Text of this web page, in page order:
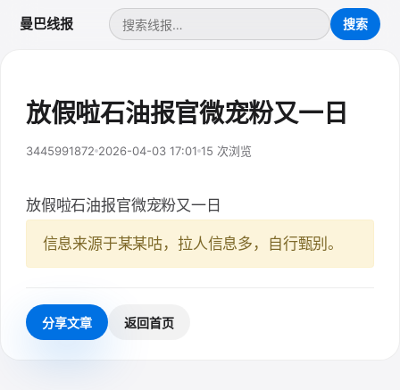
曼巴线报
放假啦石油报官微宠粉又一日
3445991872 2026-04-03 17:01 15 次浏览
放假啦石油报官微宠粉又一日
信息来源于某某咕，拉人信息多，自行甄别。
分享文章 返回首页